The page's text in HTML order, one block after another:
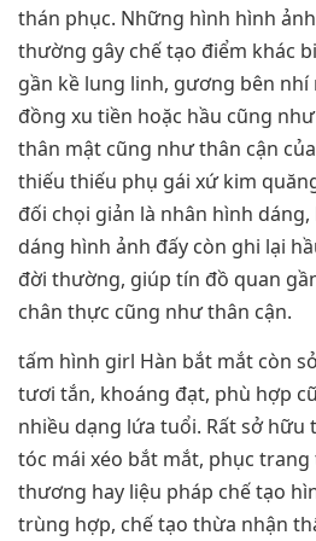
thán phục. Những hình hình
thường gây chế tạo điểm khác
gần kề lung linh, gương bên nhí
đồng xu tiền hoặc hầu cũng
thân mật cũng như thân cận
thiếu thiếu phụ gái xứ kim
đối chọi giản là nhân hình
dáng hình ảnh đấy còn ghi lại
đời thường, giúp tín đồ quan
chân thực cũng như thân cận.
tấm hình girl Hàn bắt mắt còn
tươi tắn, khoáng đạt, phù hợp
nhiều dạng lứa tuổi. Rất sở hữu
tóc mái xéo bắt mắt, phục
thương hay liệu pháp chế tạo
trùng hợp, chế tạo thừa nhận